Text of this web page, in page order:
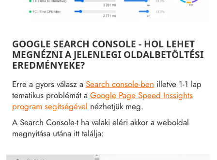
GOOGLE SEARCH CONSOLE - HOL LEHET
MEGNÉZNI A JELENLEGI OLDALBETÖLTÉSI
EREDMÉNYEKE?
Erre a gyors válasz a Search console-ben illetve 1-1 lap
tematikus problémát a Google Page Speed Inssights
program segítségével nézhetjük meg.
A Search Console-t ha valaki eléri akkor a weboldal
megnyitása utána itt találja: